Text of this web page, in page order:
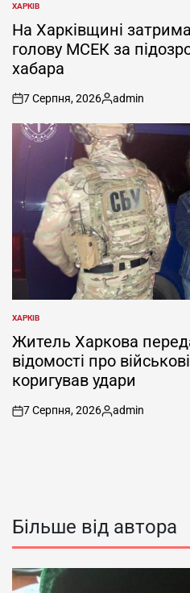
ОПУБЛІКУВАТИ
У
ХАРКІВ
На Харківщині
голову МСЕК за
хабара
on
7 Серпня, 2026
Опубліковано
admin
ОПУБЛІКУВАТИ
У
ХАРКІВ
Житель Харкова
відомості про
коригував удари
on
7 Серпня, 2026
Опубліковано
admin
Більше від автора